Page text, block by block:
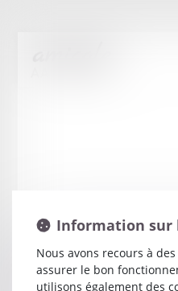
Information sur
Nous avons recours à
assurer le bon
utilisons également des